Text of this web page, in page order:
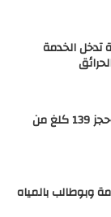
تدخل الخدمة
المسيلة.. 49 مخالفة تجارية وحجز 139 كلغ من
وبوطالب بالمياه